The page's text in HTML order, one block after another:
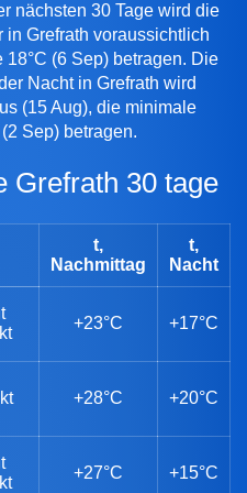
nächsten 30 Tage wird die
in Grefrath voraussichtlich
(6 Sep) betragen. Die
Nacht in Grefrath wird
(15 Aug), die minimale
Sep) betragen.
Grefrath 30 tage
t,
Nachmittag
t,
Nacht
+23°C +17°C
+28°C +20°C
+27°C +15°C